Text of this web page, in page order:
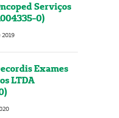
Serviços
0)
2019
Exames
LTDA